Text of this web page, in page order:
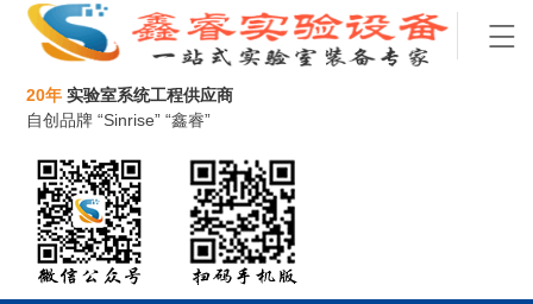
20年 实验室系统工程供应商
自创品牌 “Sinrise” “鑫睿”